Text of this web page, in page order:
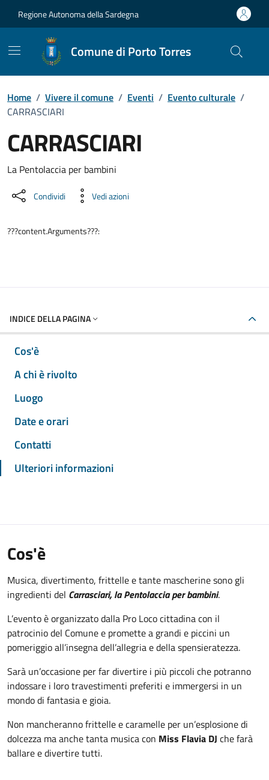
Regione Autonoma della Sardegna
Comune di Porto Torres
Home / Vivere il comune / Eventi / Evento culturale /
CARRASCIARI
CARRASCIARI
Dettaglio dell'evento
La Pentolaccia per bambini
Condividi Vedi azioni
???content.Arguments???:
INDICE DELLA PAGINA
Cos'è
A chi è rivolto
Luogo
Date e orari
Contatti
Ulteriori informazioni
Cos'è
Musica, divertimento, frittelle e tante mascherine sono gli
ingredienti del Carrasciari, la Pentolaccia per bambini.
L’evento è organizzato dalla Pro Loco cittadina con il
patrocinio del Comune e promette a grandi e piccini un
pomeriggio all’insegna dell’allegria e della spensieratezza.
Sarà un’occasione per far divertire i più piccoli che potranno
indossare i loro travestimenti preferiti e immergersi in un
mondo di fantasia e gioia.
Non mancheranno frittelle e caramelle per un’esplosione di
dolcezza ma anche tanta musica con Miss Flavia DJ che farà
ballare e divertire tutti.